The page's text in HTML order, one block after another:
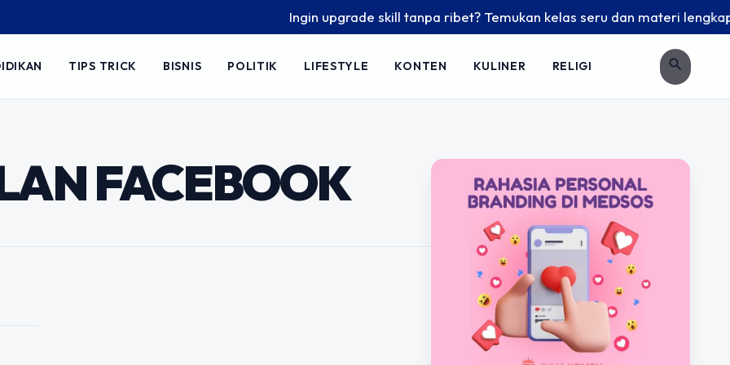
Ingin upgrade skill tanpa ribet? Temukan kelas seru dan materi lengkap
TIPS TRICK BISNIS POLITIK LIFESTYLE KONTEN KULINER RELIGI search
FACEBOOK
Penjualan
Facebook
salah satu platform paling efektif